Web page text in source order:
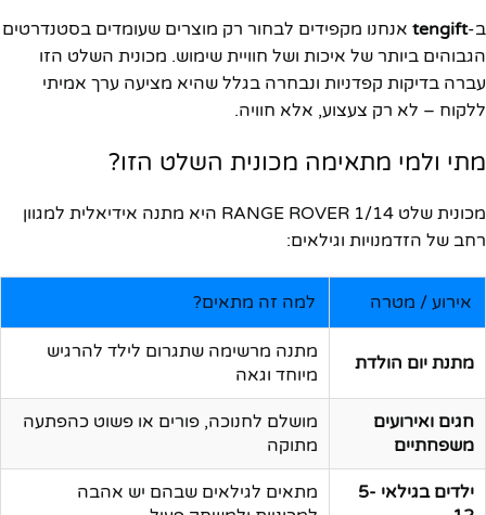
ב-tengift אנחנו מקפידים לבחור רק מוצרים שעומדים בסטנדרטים
הגבוהים ביותר של איכות ושל חוויית שימוש. מכונית השלט הזו
עברה בדיקות קפדניות ונבחרה בגלל שהיא מציעה ערך אמיתי
ללקוח – לא רק צעצוע, אלא חוויה.
מתי ולמי מתאימה מכונית השלט הזו?
מכונית שלט RANGE ROVER 1/14 היא מתנה אידיאלית למגוון
רחב של הזדמנויות וגילאים:
אירוע / מטרה למה זה מתאים?
מתנת יום הולדת
מתנה מרשימה שתגרום לילד להרגיש
מיוחד וגאה
חגים ואירועים
משפחתיים
מושלם לחנוכה, פורים או פשוט כהפתעה
מתוקה
ילדים בגילאי 5-
מתאים לגילאים שבהם יש אהבה